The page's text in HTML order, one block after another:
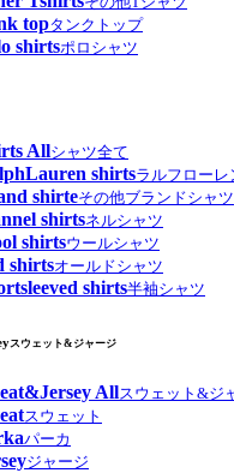
topタンクトップ
shirtsポロシャツ
Allシャツ全て
shirtsラルフローレ
shirteその他ブランドシャツ
shirtsネルシャツ
shirtsウールシャツ
shirtsオールドシャツ
shirts半袖シャツ
スウェット&ジャージ
Allスウェット&ジ
スウェット
パーカ
ジャージ